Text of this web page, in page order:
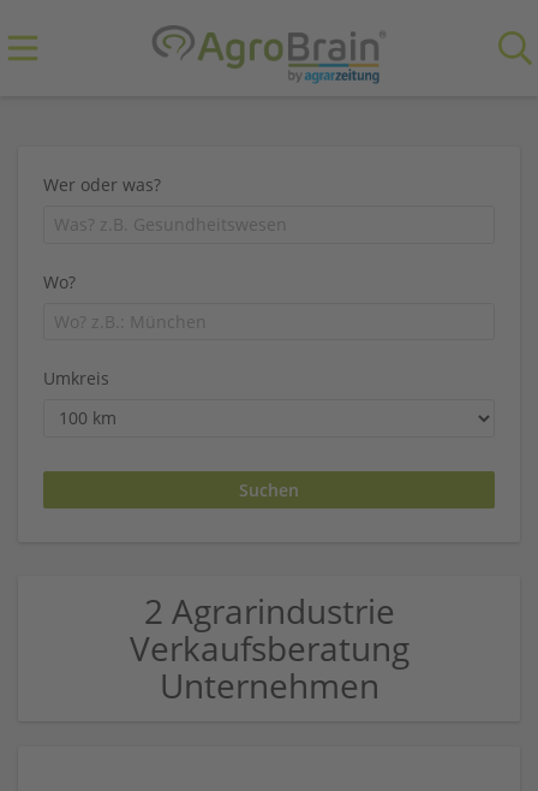
Wer oder was?
Wo?
Umkreis
2 Agrarindustrie
Verkaufsberatung
Unternehmen